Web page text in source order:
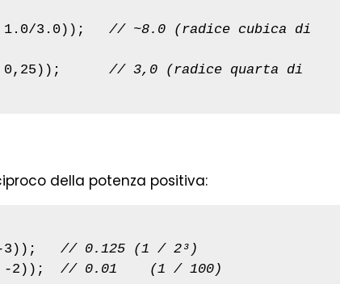
1.0/3.0)); // ~8.0 (radice cubica di
0,25)); // 3,0 (radice quarta di
della potenza positiva:
-3)); // 0.125 (1 / 2³)
-2)); // 0.01    (1 / 100)